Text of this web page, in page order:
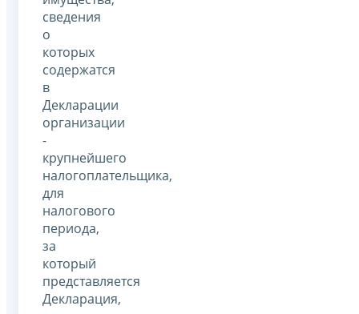
сведения
о
которых
содержатся
в
Декларации
организации
-
крупнейшего
налогоплательщика,
для
налогового
периода,
за
который
представляется
Декларация,